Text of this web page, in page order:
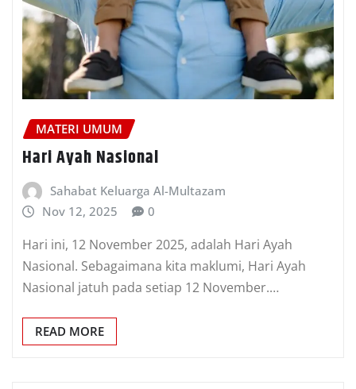
MATERI UMUM
Hari Ayah Nasional
Sahabat Keluarga Al-Multazam
Nov 12, 2025
0
Hari ini, 12 November 2025, adalah Hari Ayah
Nasional. Sebagaimana kita maklumi, Hari Ayah
Nasional jatuh pada setiap 12 November.…
READ MORE